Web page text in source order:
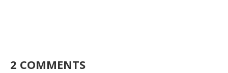
2 COMMENTS